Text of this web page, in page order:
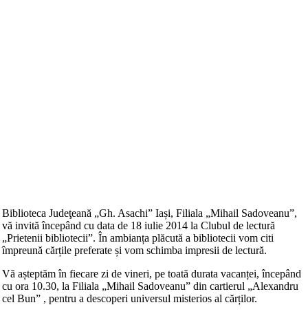
Biblioteca Judeţeană „Gh. Asachi” Iași, Filiala „Mihail Sadoveanu”,
vă invită începând cu data de 18 iulie 2014 la Clubul de lectură
„Prietenii bibliotecii”. În ambianța plăcută a bibliotecii vom citi
împreună cărțile preferate și vom schimba impresii de lectură.
Vă așteptăm în fiecare zi de vineri, pe toată durata vacanței, începând
cu ora 10.30, la Filiala „Mihail Sadoveanu” din cartierul „Alexandru
cel Bun” , pentru a descoperi universul misterios al cărților.